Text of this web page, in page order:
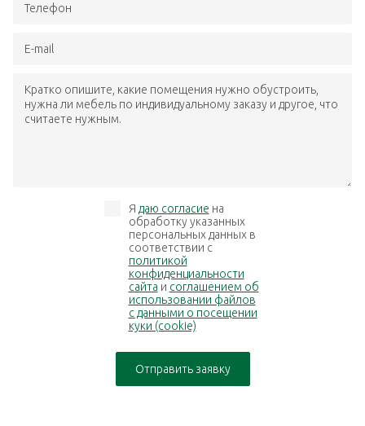
Телефон
E-mail
Кратко опишите, какие помещения нужно обустроить,
нужна ли мебель по индивидуальному заказу и другое, что
считаете нужным.
Я даю согласие на
обработку указанных
персональных данных в
соответствии с
политикой
конфиденциальности
сайта и соглашением об
использовании файлов
с данными о посещении
куки (cookie)